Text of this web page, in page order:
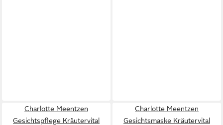
Charlotte Meentzen
Gesichtspflege Kräutervital
Charlotte Meentzen
Gesichtsmaske Kräutervital